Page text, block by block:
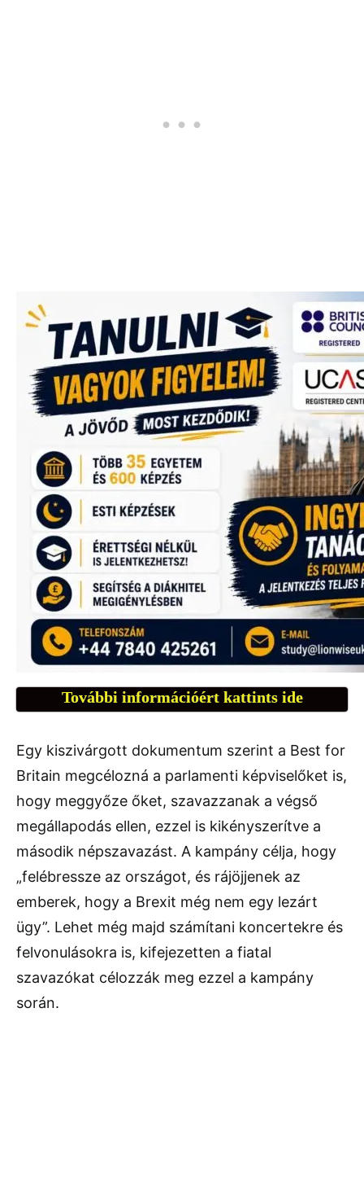
További információért kattints ide
Egy kiszivárgott dokumentum szerint a Best for
Britain megcélozná a parlamenti képviselőket is,
hogy meggyőze őket, szavazzanak a végső
megállapodás ellen, ezzel is kikényszerítve a
második népszavazást. A kampány célja, hogy
„felébressze az országot, és rájöjjenek az
emberek, hogy a Brexit még nem egy lezárt
ügy”. Lehet még majd számítani koncertekre és
felvonulásokra is, kifejezetten a fiatal
szavazókat célozzák meg ezzel a kampány
során.